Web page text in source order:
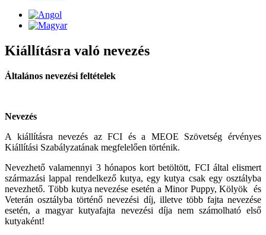
Kiállításra való nevezés
Általános nevezési feltételek
Nevezés
A kiállításra nevezés az FCI és a MEOE Szövetség érvényes
Kiállítási Szabályzatának megfelelően történik.
Nevezhető valamennyi 3 hónapos kort betöltött, FCI által elismert
származási lappal rendelkező kutya, egy kutya csak egy osztályba
nevezhető. Több kutya nevezése esetén a Minor Puppy, Kölyök és
Veterán osztályba történő nevezési díj, illetve több fajta nevezése
esetén, a magyar kutyafajta nevezési díja nem számolható első
kutyaként!